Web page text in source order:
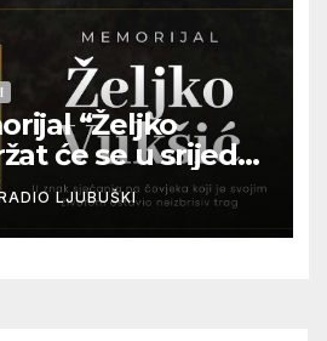
“Željko
će se u srijedu
u Otoku
LJUBUŠKI